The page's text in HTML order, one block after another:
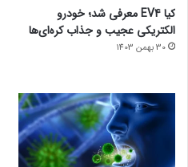
کیا EV4 معرفی شد؛ خودرو
الکتریکی عجیب و جذاب کره‌ای‌ها
30 بهمن 1403